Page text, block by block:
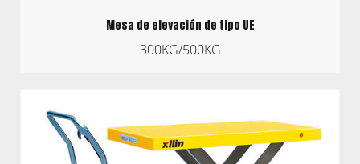
Mesa de elevación de tipo UE
300KG/500KG